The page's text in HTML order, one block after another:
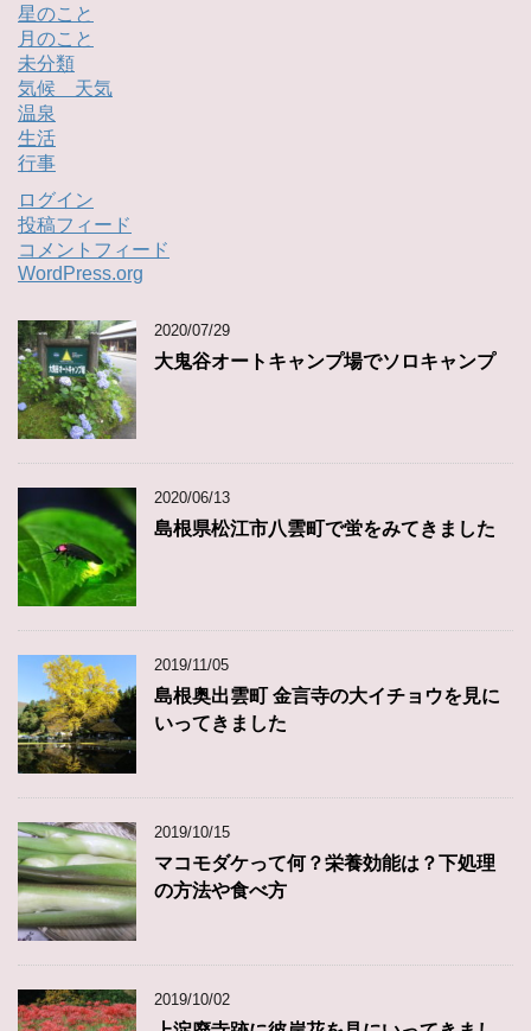
星のこと
月のこと
未分類
気候 天気
温泉
生活
行事
ログイン
投稿フィード
コメントフィード
WordPress.org
2020/07/29
大鬼谷オートキャンプ場でソロキャンプ
2020/06/13
島根県松江市八雲町で蛍をみてきました
2019/11/05
島根奥出雲町 金言寺の大イチョウを見に
いってきました
2019/10/15
マコモダケって何？栄養効能は？下処理
の方法や食べ方
2019/10/02